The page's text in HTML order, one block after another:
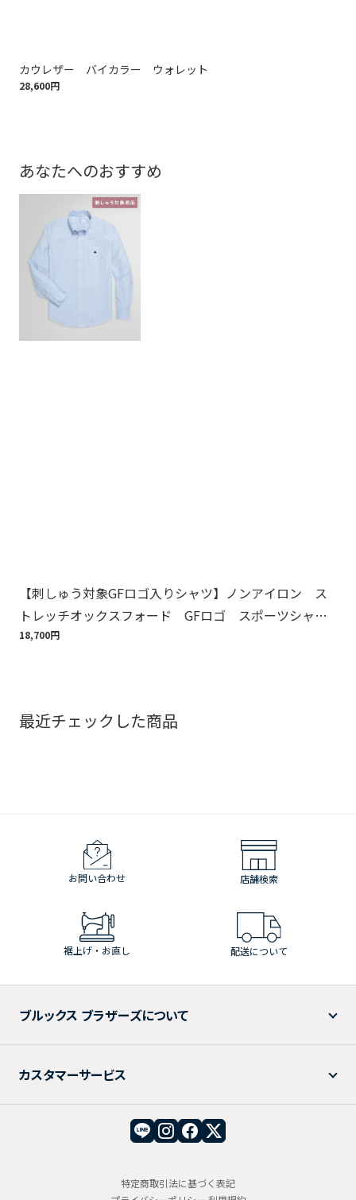
カウレザー バイカラー ウォレット
28,600円
あなたへのおすすめ
【刺しゅう対象GFロゴ入りシャツ】ノンアイロン ス
トレッチオックスフォード GFロゴ スポーツシャ
ツ Regular Fit
18,700円
最近チェックした商品
お問い合わせ 店舗検索
裾上げ・お直し 配送について
ブルックス ブラザーズについて
カスタマーサービス
特定商取引法に基づく表記